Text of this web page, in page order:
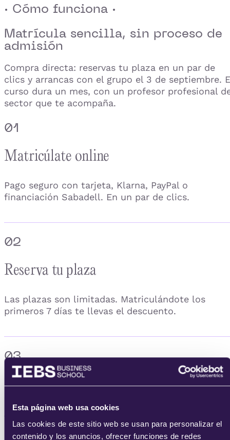
Esta página web usa cookies
Las cookies de este sitio web se usan para personalizar el
contenido y los anuncios, ofrecer funciones de redes
· Cómo funciona ·
Matrícula sencilla, sin proceso de
admisión
Compra directa: reservas tu plaza en un par de
clics y arrancas con el grupo el 3 de septiembre.
curso dura un mes, con un profesor profesional
sector que te acompaña.
01
Matricúlate online
Pago seguro con tarjeta, Klarna, PayPal o
financiación Sabadell. En un par de clics.
02
Reserva tu plaza
Las plazas son limitadas. Matriculándote los
primeros 7 días te llevas el descuento.
03
Empieza el 3 de septiembre
Accedes al campus el día de inicio y sigues el
curso durante el mes, con clases en directo.